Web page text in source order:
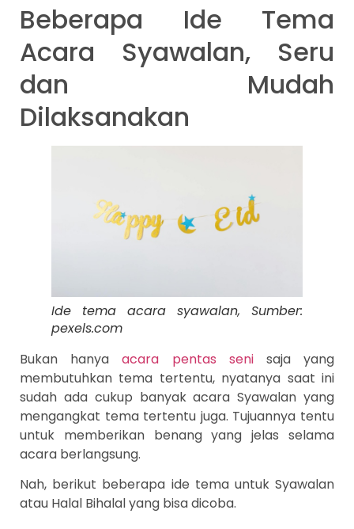
Beberapa Ide Tema
Acara Syawalan, Seru
dan Mudah
Dilaksanakan
Ide tema acara syawalan, Sumber:
pexels.com
Bukan hanyaacara pentas senisaja yang
membutuhkan tema tertentu, nyatanya saat ini
sudah ada cukup banyak acara Syawalan yang
mengangkat tema tertentu juga. Tujuannya tentu
untuk memberikan benang yang jelas selama
acara berlangsung.
Nah, berikut beberapa ide tema untuk Syawalan
atau Halal Bihalal yang bisa dicoba.